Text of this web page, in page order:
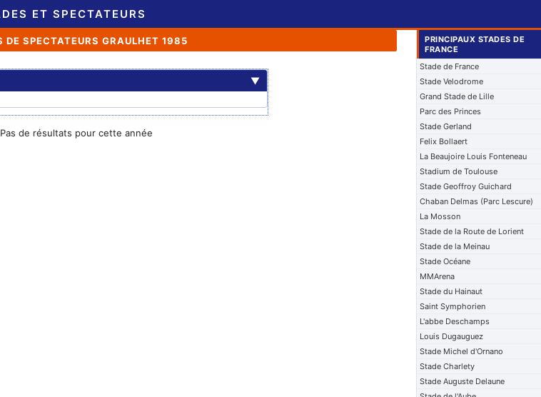
ET SPECTATEURS
DE SPECTATEURS GRAULHET 1985
▼
Pas de résultats pour cette année
PRINCIPAUX STADES DE
FRANCE
Stade de France
Stade Velodrome
Grand Stade de Lille
Parc des Princes
Stade Gerland
Felix Bollaert
La Beaujoire Louis Fonteneau
Stadium de Toulouse
Stade Geoffroy Guichard
Chaban Delmas (Parc Lescure)
La Mosson
Stade de la Route de Lorient
Stade de la Meinau
Stade Océane
MMArena
Stade du Hainaut
Saint Symphorien
L'abbe Deschamps
Louis Dugauguez
Stade Michel d'Ornano
Stade Charlety
Stade Auguste Delaune